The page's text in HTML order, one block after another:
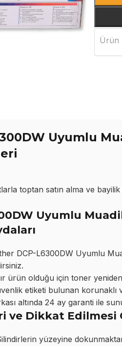
Ürün
Uyumlu
toptan satın alma ve
Uyumlu
DCP-L6300DW Uyumlu
ürün olduğu için toner
etiketi bulunan korunaklı
altında 24 ay garanti ile
ve Dikkat Edilmesi
yüzeyine